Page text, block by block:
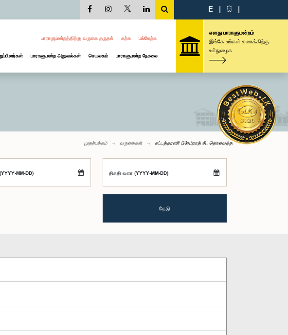
E | සි |
பாராளுமன்றத்திற்கு வருகை தருதல் கற்க பங்கேற்க
பாராளுமன்ற அலுவல்கள் செயலகம் பாராளுமன்ற நேரலை
எனது பாராளுமன்றம்
இங்கே உங்கள் கணக்கிற்கு
உள்நுழைக
முதற்பக்கம் வருகைகள் சட்டத்தரணி பிரேம்நாத் சி. தொலவத்த
MM-DD) திகதி வரை (YYYY-MM-DD)
தேடு